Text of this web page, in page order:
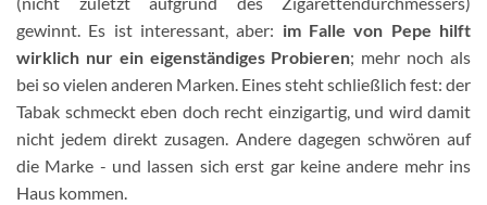
gewinnt. Es ist interessant, aber: im Falle von Pepe hilft
wirklich nur ein eigenständiges Probieren; mehr noch als
bei so vielen anderen Marken. Eines steht schließlich fest: der
Tabak schmeckt eben doch recht einzigartig, und wird damit
nicht jedem direkt zusagen. Andere dagegen schwören auf
die Marke - und lassen sich erst gar keine andere mehr ins
Haus kommen.